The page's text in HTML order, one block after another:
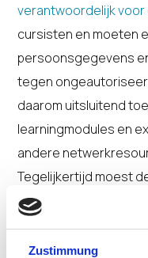
Zustimmung
verantwoordelijk voor
cursisten en moeten
persoonsgegevens
tegen
daarom uitsluitend
learningmodules en
andere
Tegelijkertijd moest
duurzaam
zijn: oude
nodig is.